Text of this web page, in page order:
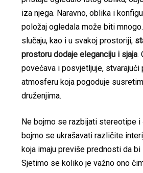
iza njega. Naravno, oblika i
položaj ogledala može biti
slučaju, kao i u svakoj prostoriji,
prostoru dodaje eleganciju i sjaja.
povećava i posvjetljuje, stvarajući
atmosferu koja pogoduje
druženjima.
Ne bojmo se razbijati stereotipe i
bojmo se ukrašavati različite
koja imaju previše prednosti da bi
Sjetimo se koliko je važno ono